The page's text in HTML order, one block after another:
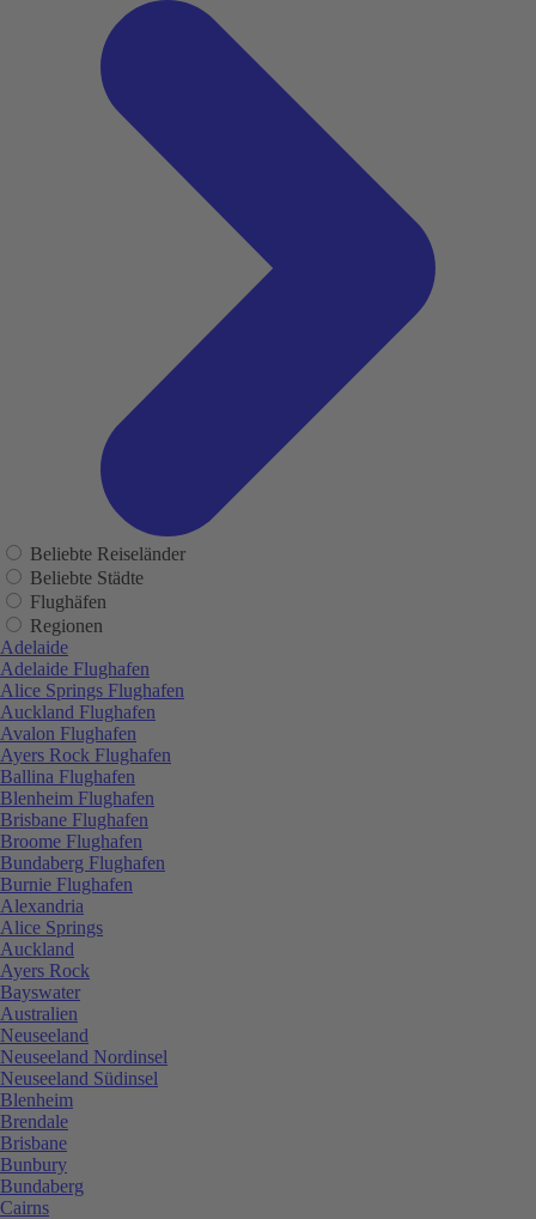
Beliebte Reiseländer
Beliebte Städte
Flughäfen
Regionen
Adelaide
Adelaide Flughafen
Alice Springs Flughafen
Auckland Flughafen
Avalon Flughafen
Ayers Rock Flughafen
Ballina Flughafen
Blenheim Flughafen
Brisbane Flughafen
Broome Flughafen
Bundaberg Flughafen
Burnie Flughafen
Alexandria
Alice Springs
Auckland
Ayers Rock
Bayswater
Australien
Neuseeland
Neuseeland Nordinsel
Neuseeland Südinsel
Blenheim
Brendale
Brisbane
Bunbury
Bundaberg
Cairns